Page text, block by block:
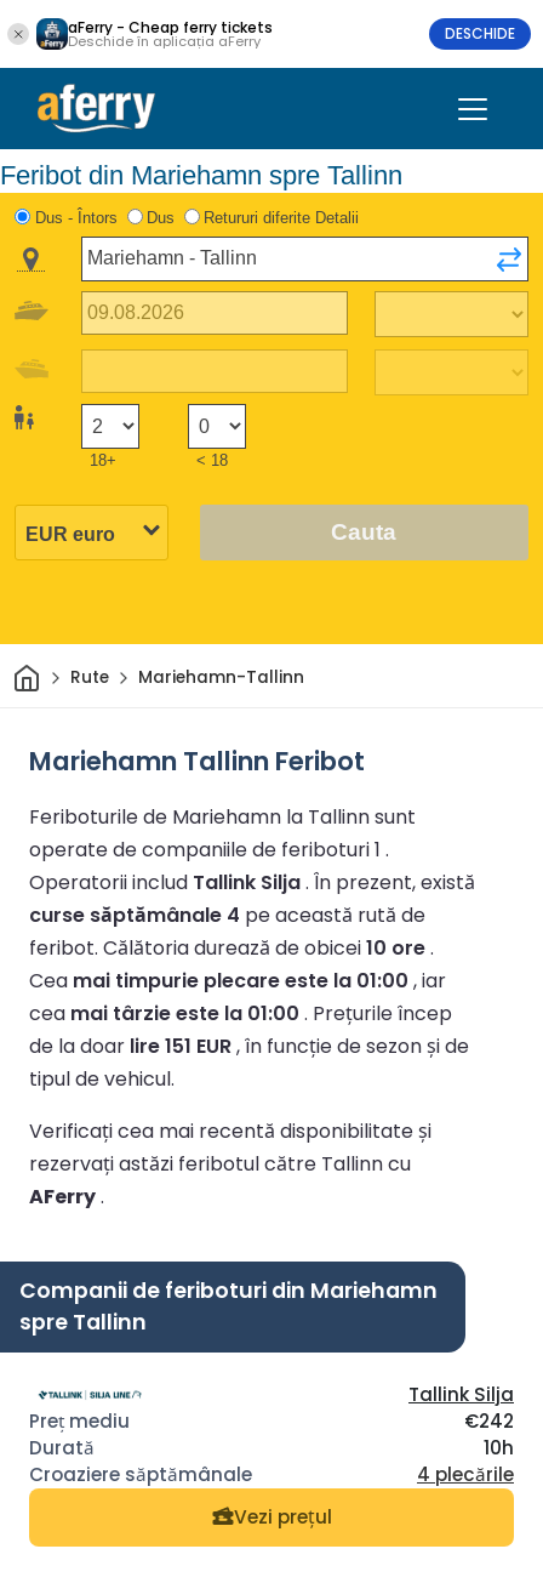
aFerry - Cheap ferry tickets
Deschide în aplicația aFerry DESCHIDE
Feribot din Mariehamn spre Tallinn
Dus - Întors Dus Retururi diferite Detalii
18+ < 18
Cauta
AcasăRute Mariehamn-Tallinn
Mariehamn Tallinn Feribot
Feriboturile de Mariehamn la Tallinn sunt
operate de companiile de feriboturi 1 .
Operatorii includ Tallink Silja. În prezent, există
curse săptămânale 4 pe această rută de
feribot. Călătoria durează de obicei10 ore.
Cea mai timpurie plecare este la 01:00 , iar
cea mai târzie este la 01:00 . Prețurile încep
de la doar lire 151 EUR, în funcție de sezon și de
tipul de vehicul.
Verificați cea mai recentă disponibilitate și
rezervați astăzi feribotul către Tallinn cu
AFerry.
Companii de feriboturi din Mariehamn
spre Tallinn
Tallink Silja
€242
10h
4 plecările
Vezi prețul